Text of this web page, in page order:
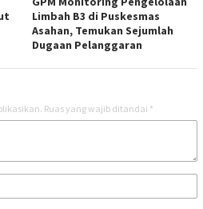
Limbah B3 di Puskesmas
Asahan, Temukan Sejumlah
Dugaan Pelanggaran
Ruas yang wajib ditandai *